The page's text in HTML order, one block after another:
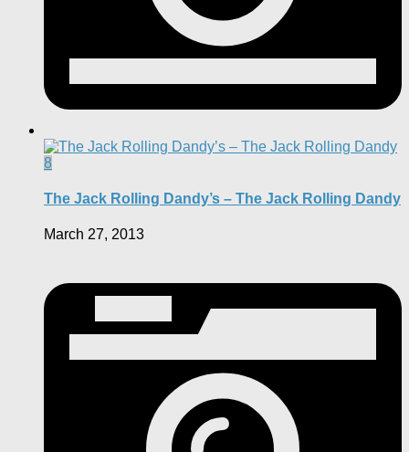
8
The Jack Rolling Dandy’s – The Jack Rolling Dandy
March 27, 2013